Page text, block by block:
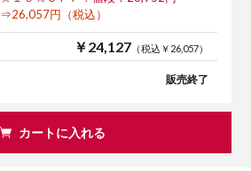
⇒26,057円（税込）
￥24,127（税込￥26,057）
販売終了
カートに入れる